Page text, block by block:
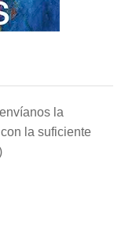
la
la suficiente